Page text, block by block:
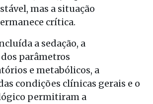
mas a situação
crítica.
a sedação, a
parâmetros
e metabólicos, a
condições clínicas gerais e o
permitiram a